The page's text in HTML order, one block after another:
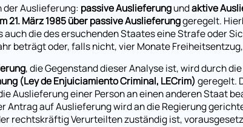
der Auslieferung: passive Auslieferungundaktive
21. März 1985 über passive Auslieferunggeregelt.
auch die des ersuchenden Staates eine Strafe oder
beträgt oder, falls nicht, vier Monate
, die Gegenstand dieser Analyse ist, wird durch
(Ley de Enjuiciamiento Criminal, LECrim) geregelt.
Auslieferung einer Person an einen anderen Staat
Antrag auf Auslieferung wird an die Regierung
rechtskräftig Verurteilten zuständig ist,